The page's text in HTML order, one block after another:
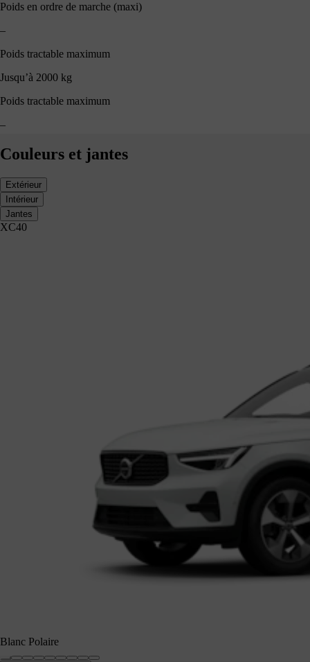
Poids en ordre de marche (maxi)
–
Poids tractable maximum
Jusqu’à 2000 kg
Poids tractable maximum
–
Couleurs et jantes
Extérieur
Intérieur
Jantes
XC40
Blanc Polaire